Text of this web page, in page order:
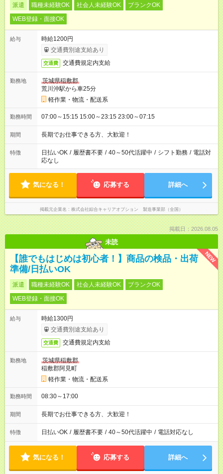
派遣 職種未経験OK 社会人未経験OK
ブランクOK
WEB登録・面接OK
給与
時給1200円
交通費別途支給あり
交通費 交通費規定内支給
勤務地
茨城県稲敷郡
荒川沖駅から車25分
軽作業・物流・配送系
勤務時間 07:00～15:15 15:00～23:15 23:00～07:15
期間 長期でお仕事できる方、大歓迎！
特徴 日払いOK / 履歴書不要 / 40～50代活躍中 / シフト勤務 / 電話対
応なし
気になる！ 応募する 詳細へ
掲載元企業名 株式会社綜合キャリアオプション 製造事業部（全国）
掲載日：2026.08.05
未読
NEW
【誰でもはじめは初心者！】商品の検品・出荷
準備/日払いOK
派遣 職種未経験OK 社会人未経験OK
ブランクOK
WEB登録・面接OK
給与
時給1300円
交通費別途支給あり
交通費 交通費規定内支給
勤務地
茨城県稲敷郡
稲敷郡阿見町
軽作業・物流・配送系
勤務時間 08:30～17:00
期間 長期でお仕事できる方、大歓迎！
特徴 日払いOK / 履歴書不要 / 40～50代活躍中 / 電話対応なし
気になる！ 応募する 詳細へ